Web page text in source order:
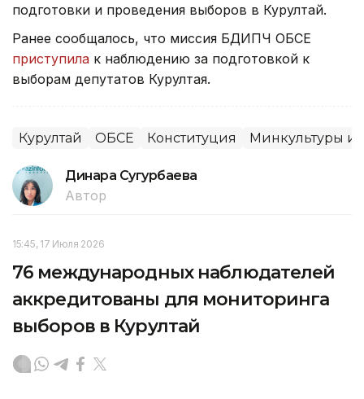
подготовки и проведения выборов в Курултай.
Ранее сообщалось, что миссия БДИПЧ ОБСЕ
приступила к наблюдению за подготовкой к
выборам депутатов Курултая.
Курултай ОБСЕ Конституция Минкультуры
Динара Сугурбаева
Автор
15:45, 17 Июля 2026
76 международных наблюдателей
аккредитованы для мониторинга
выборов в Курултай